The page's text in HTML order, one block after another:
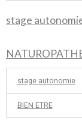
stage
stage autonomie
BIEN ETRE